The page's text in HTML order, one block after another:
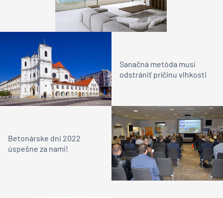
Sanačná metóda musí
odstrániť príčinu vlhkosti
Betonárske dni 2022
úspešne za nami!